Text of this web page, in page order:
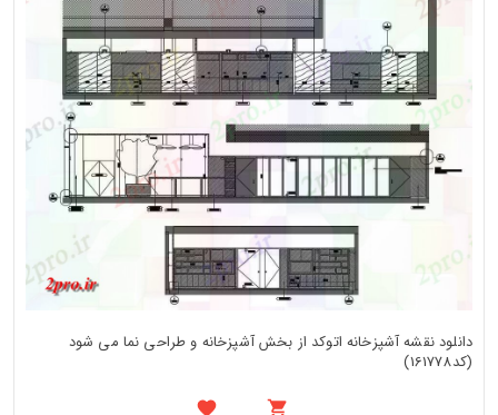
دانلود نقشه آشپزخانه اتوکد از بخش آشپزخانه و طراحی نما می شود
(کد161778)